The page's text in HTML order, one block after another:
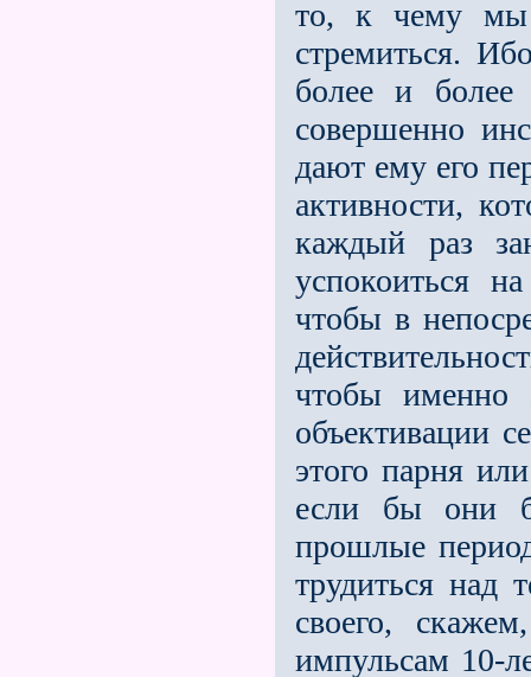
то, к чему мы
стремиться.
более и более
совершенно
дают ему его
активности,
каждый раз
успокоиться
чтобы в
чтобы именно
объективации
этого парня
если бы они
прошлые
трудиться над
своего,
импульсам 10-